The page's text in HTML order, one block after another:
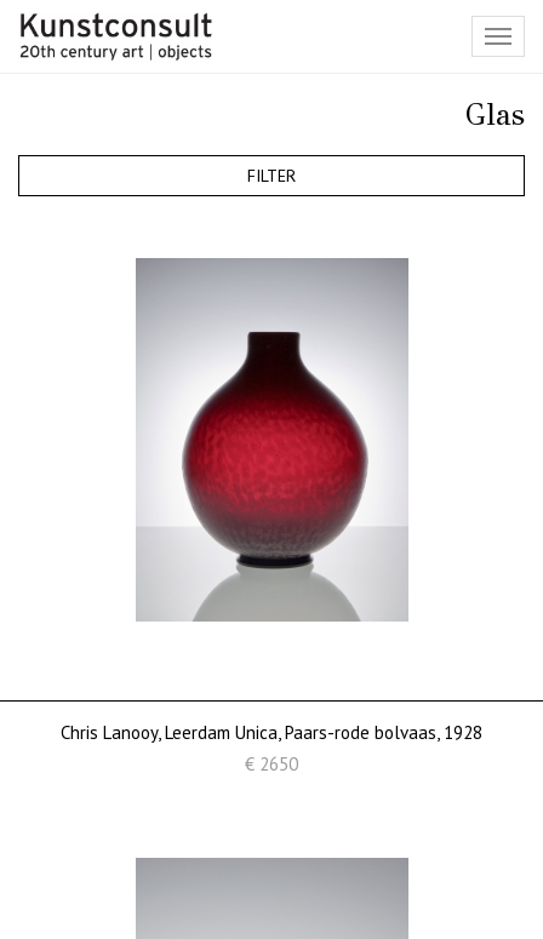
Glas
FILTER
Chris Lanooy, Leerdam Unica, Paars-rode bolvaas, 1928
€ 2650